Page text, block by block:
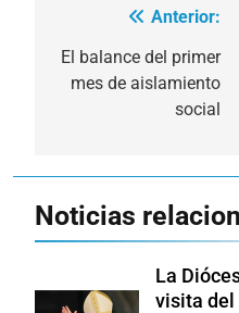
Navegación
de
Anterior:
El balance del primer
mes de aislamiento
social
Noticias
La
visita del